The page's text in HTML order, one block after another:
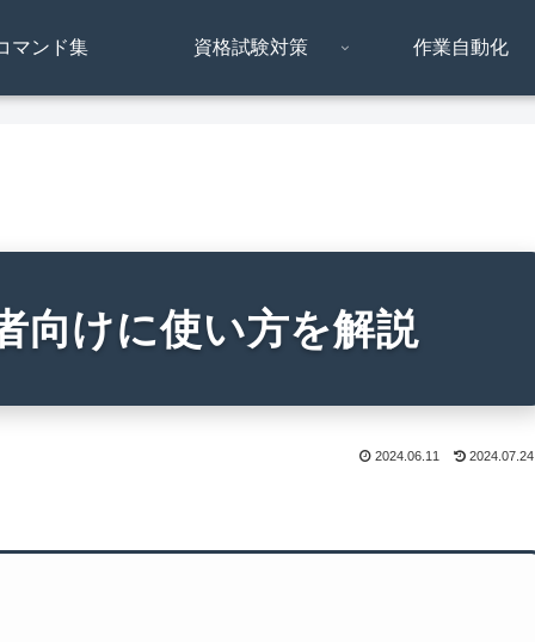
マンド集 資格試験対策 作業自動化
向けに使い方を解説
2024.06.11 2024.07.24